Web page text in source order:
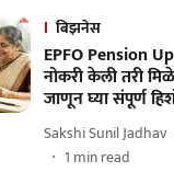
बिझनेस
EPFO Pension
नोकरी केली तरी
जाणून घ्या संपूर्ण
Sakshi Sunil Jadhav
1 min read